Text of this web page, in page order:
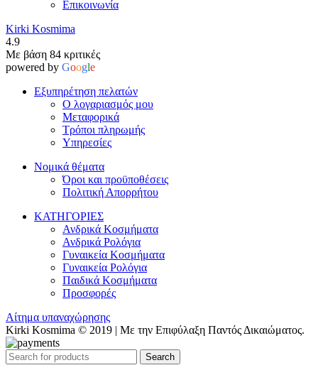
Επικοινωνία
Kirki Kosmima
4.9
Με βάση 84 κριτικές
powered by Google
Εξυπηρέτηση πελατών
Ο λογαριασμός μου
Μεταφορικά
Τρόποι πληρωμής
Υπηρεσίες
Νομικά θέματα
Όροι και προϋποθέσεις
Πολιτική Απορρήτου
ΚΑΤΗΓΟΡΙΕΣ
Ανδρικά Κοσμήματα
Ανδρικά Ρολόγια
Γυναικεία Κοσμήματα
Γυναικεία Ρολόγια
Παιδικά Κοσμήματα
Προσφορές
Αίτημα υπαναχώρησης
Kirki Kosmima © 2019 | Με την Επιφύλαξη Παντός Δικαιώματος.
Search